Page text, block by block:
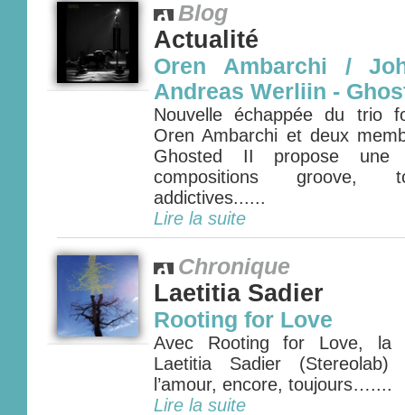
Blog
Actualité
Oren Ambarchi /
Andreas Werliin -
Nouvelle échappée du trio
Oren Ambarchi et deux
Ghosted II propose une
compositions groove,
addictives......
Lire la suite
Chronique
Laetitia Sadier
Rooting for Love
Avec Rooting for Love, la
Laetitia Sadier
l’amour, encore, toujours…....
Lire la suite